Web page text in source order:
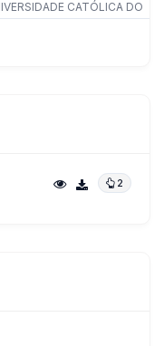
CATÓLICA DO
2